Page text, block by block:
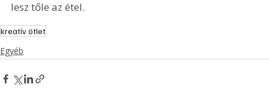
lesz tőle az étel.
kreatív ötlet
Egyéb